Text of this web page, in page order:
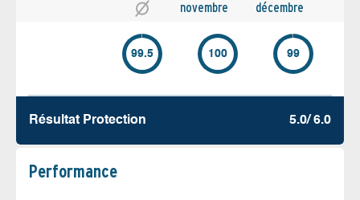
novembre décembre
99.5 100 99
Résultat Protection 5.0/ 6.0
Performance